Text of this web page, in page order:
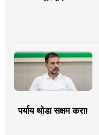
पर्याय थोडा सक्षम करा!